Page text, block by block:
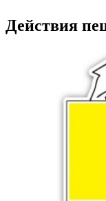
Действия